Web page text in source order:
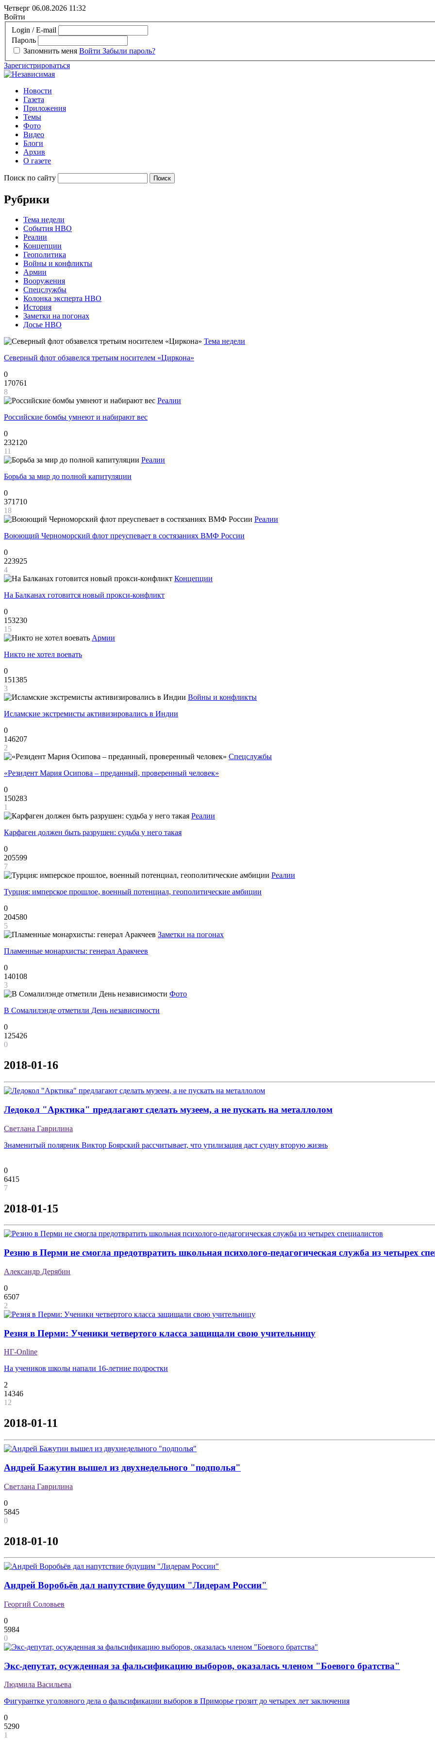
Четверг 06.08.2026 11:32
Войти
Login / E-mail
Пароль
Запомнить меня Войти Забыли пароль?
Зарегистрироваться
Новости
Газета
Приложения
Темы
Фото
Видео
Блоги
Архив
О газете
Поиск по сайту
Рубрики
Тема недели
События НВО
Реалии
Концепции
Геополитика
Войны и конфликты
Армии
Вооружения
Спецслужбы
Колонка эксперта НВО
История
Заметки на погонах
Досье НВО
Тема недели
Северный флот обзавелся третьим носителем «Циркона»
0
170761
8
Реалии
Российские бомбы умнеют и набирают вес
0
232120
11
Реалии
Борьба за мир до полной капитуляции
0
371710
18
Реалии
Воюющий Черноморский флот преуспевает в состязаниях ВМФ России
0
223925
4
Концепции
На Балканах готовится новый прокси-конфликт
0
153230
15
Армии
Никто не хотел воевать
0
151385
3
Войны и конфликты
Исламские экстремисты активизировались в Индии
0
146207
2
Спецслужбы
«Резидент Мария Осипова – преданный, проверенный человек»
0
150283
1
Реалии
Карфаген должен быть разрушен: судьба у него такая
0
205599
7
Реалии
Турция: имперское прошлое, военный потенциал, геополитические амбиции
0
204580
5
Заметки на погонах
Пламенные монархисты: генерал Аракчеев
0
140108
3
Фото
В Сомалилэнде отметили День независимости
0
125426
0
2018-01-16
Ледокол "Арктика" предлагают сделать музеем, а не пускать на металлолом
Светлана Гаврилина
Знаменитый полярник Виктор Боярский рассчитывает, что утилизация даст судну вторую жизнь
0
6415
7
2018-01-15
Резню в Перми не смогла предотвратить школьная психолого-педагогическая служба из четырех
Александр Дерябин
0
6507
2
Резня в Перми: Ученики четвертого класса защищали свою учительницу
НГ-Online
На учеников школы напали 16-летние подростки
2
14346
12
2018-01-11
Андрей Бажутин вышел из двухнедельного "подполья"
Светлана Гаврилина
0
5845
0
2018-01-10
Андрей Воробьёв дал напутствие будущим "Лидерам России"
Георгий Соловьев
0
5984
0
Экс-депутат, осужденная за фальсификацию выборов, оказалась членом "Боевого братства"
Людмила Васильева
Фигурантке уголовного дела о фальсификации выборов в Приморье грозит до четырех лет заключения
0
5290
1